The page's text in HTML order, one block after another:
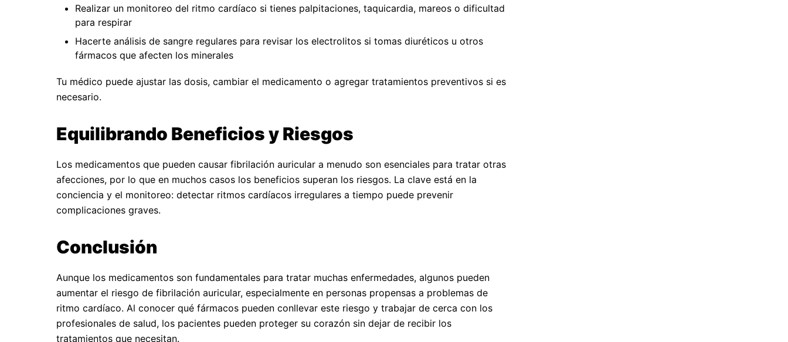
Realizar un monitoreo del ritmo cardíaco si tienes palpitaciones, taquicardia, mareos o dificultad
para respirar
Hacerte análisis de sangre regulares para revisar los electrolitos si tomas diuréticos u otros
fármacos que afecten los minerales
Tu médico puede ajustar las dosis, cambiar el medicamento o agregar tratamientos preventivos si es
necesario.
Equilibrando Beneficios y Riesgos
Los medicamentos que pueden causar fibrilación auricular a menudo son esenciales para tratar otras
afecciones, por lo que en muchos casos los beneficios superan los riesgos. La clave está en la
conciencia y el monitoreo: detectar ritmos cardíacos irregulares a tiempo puede prevenir
complicaciones graves.
Conclusión
Aunque los medicamentos son fundamentales para tratar muchas enfermedades, algunos pueden
aumentar el riesgo de fibrilación auricular, especialmente en personas propensas a problemas de
ritmo cardíaco. Al conocer qué fármacos pueden conllevar este riesgo y trabajar de cerca con los
profesionales de salud, los pacientes pueden proteger su corazón sin dejar de recibir los
tratamientos que necesitan.